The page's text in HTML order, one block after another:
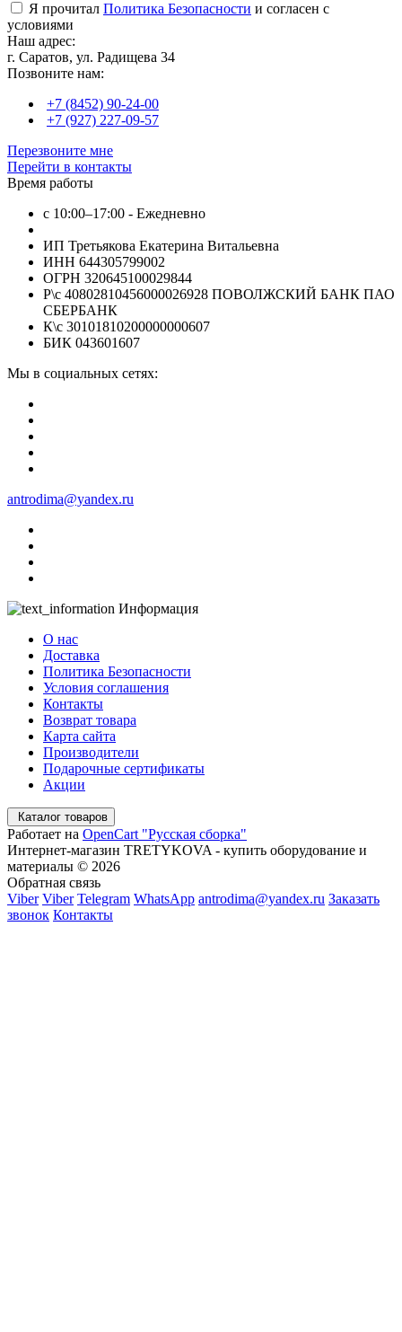
Я прочитал Политика Безопасности и согласен с
условиями
Наш адрес:
г. Саратов, ул. Радищева 34
Позвоните нам:
+7 (8452) 90-24-00
+7 (927) 227-09-57
Перезвоните мне
Перейти в контакты
Время работы
с 10:00–17:00 - Ежедневно
ИП Третьякова Екатерина Витальевна
ИНН 644305799002
ОГРН 320645100029844
Р\с 40802810456000026928 ПОВОЛЖСКИЙ БАНК ПАО
СБЕРБАНК
К\с 30101810200000000607
БИК 043601607
Мы в социальных сетях:
antrodima@yandex.ru
Информация
О нас
Доставка
Политика Безопасности
Условия соглашения
Контакты
Возврат товара
Карта сайта
Производители
Подарочные сертификаты
Акции
Каталог товаров
Работает на OpenCart "Русская сборка"
Интернет-магазин TRETYKOVA - купить оборудование и
материалы © 2026
Обратная связь
Viber Viber Telegram WhatsApp antrodima@yandex.ru Заказать
звонок Контакты